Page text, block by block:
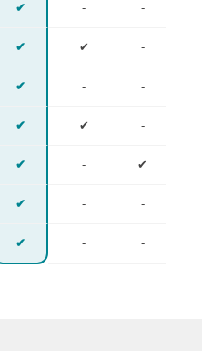
✔ - -
✔ ✔ -
✔ - -
✔ ✔ -
✔ - ✔
✔ - -
✔ - -